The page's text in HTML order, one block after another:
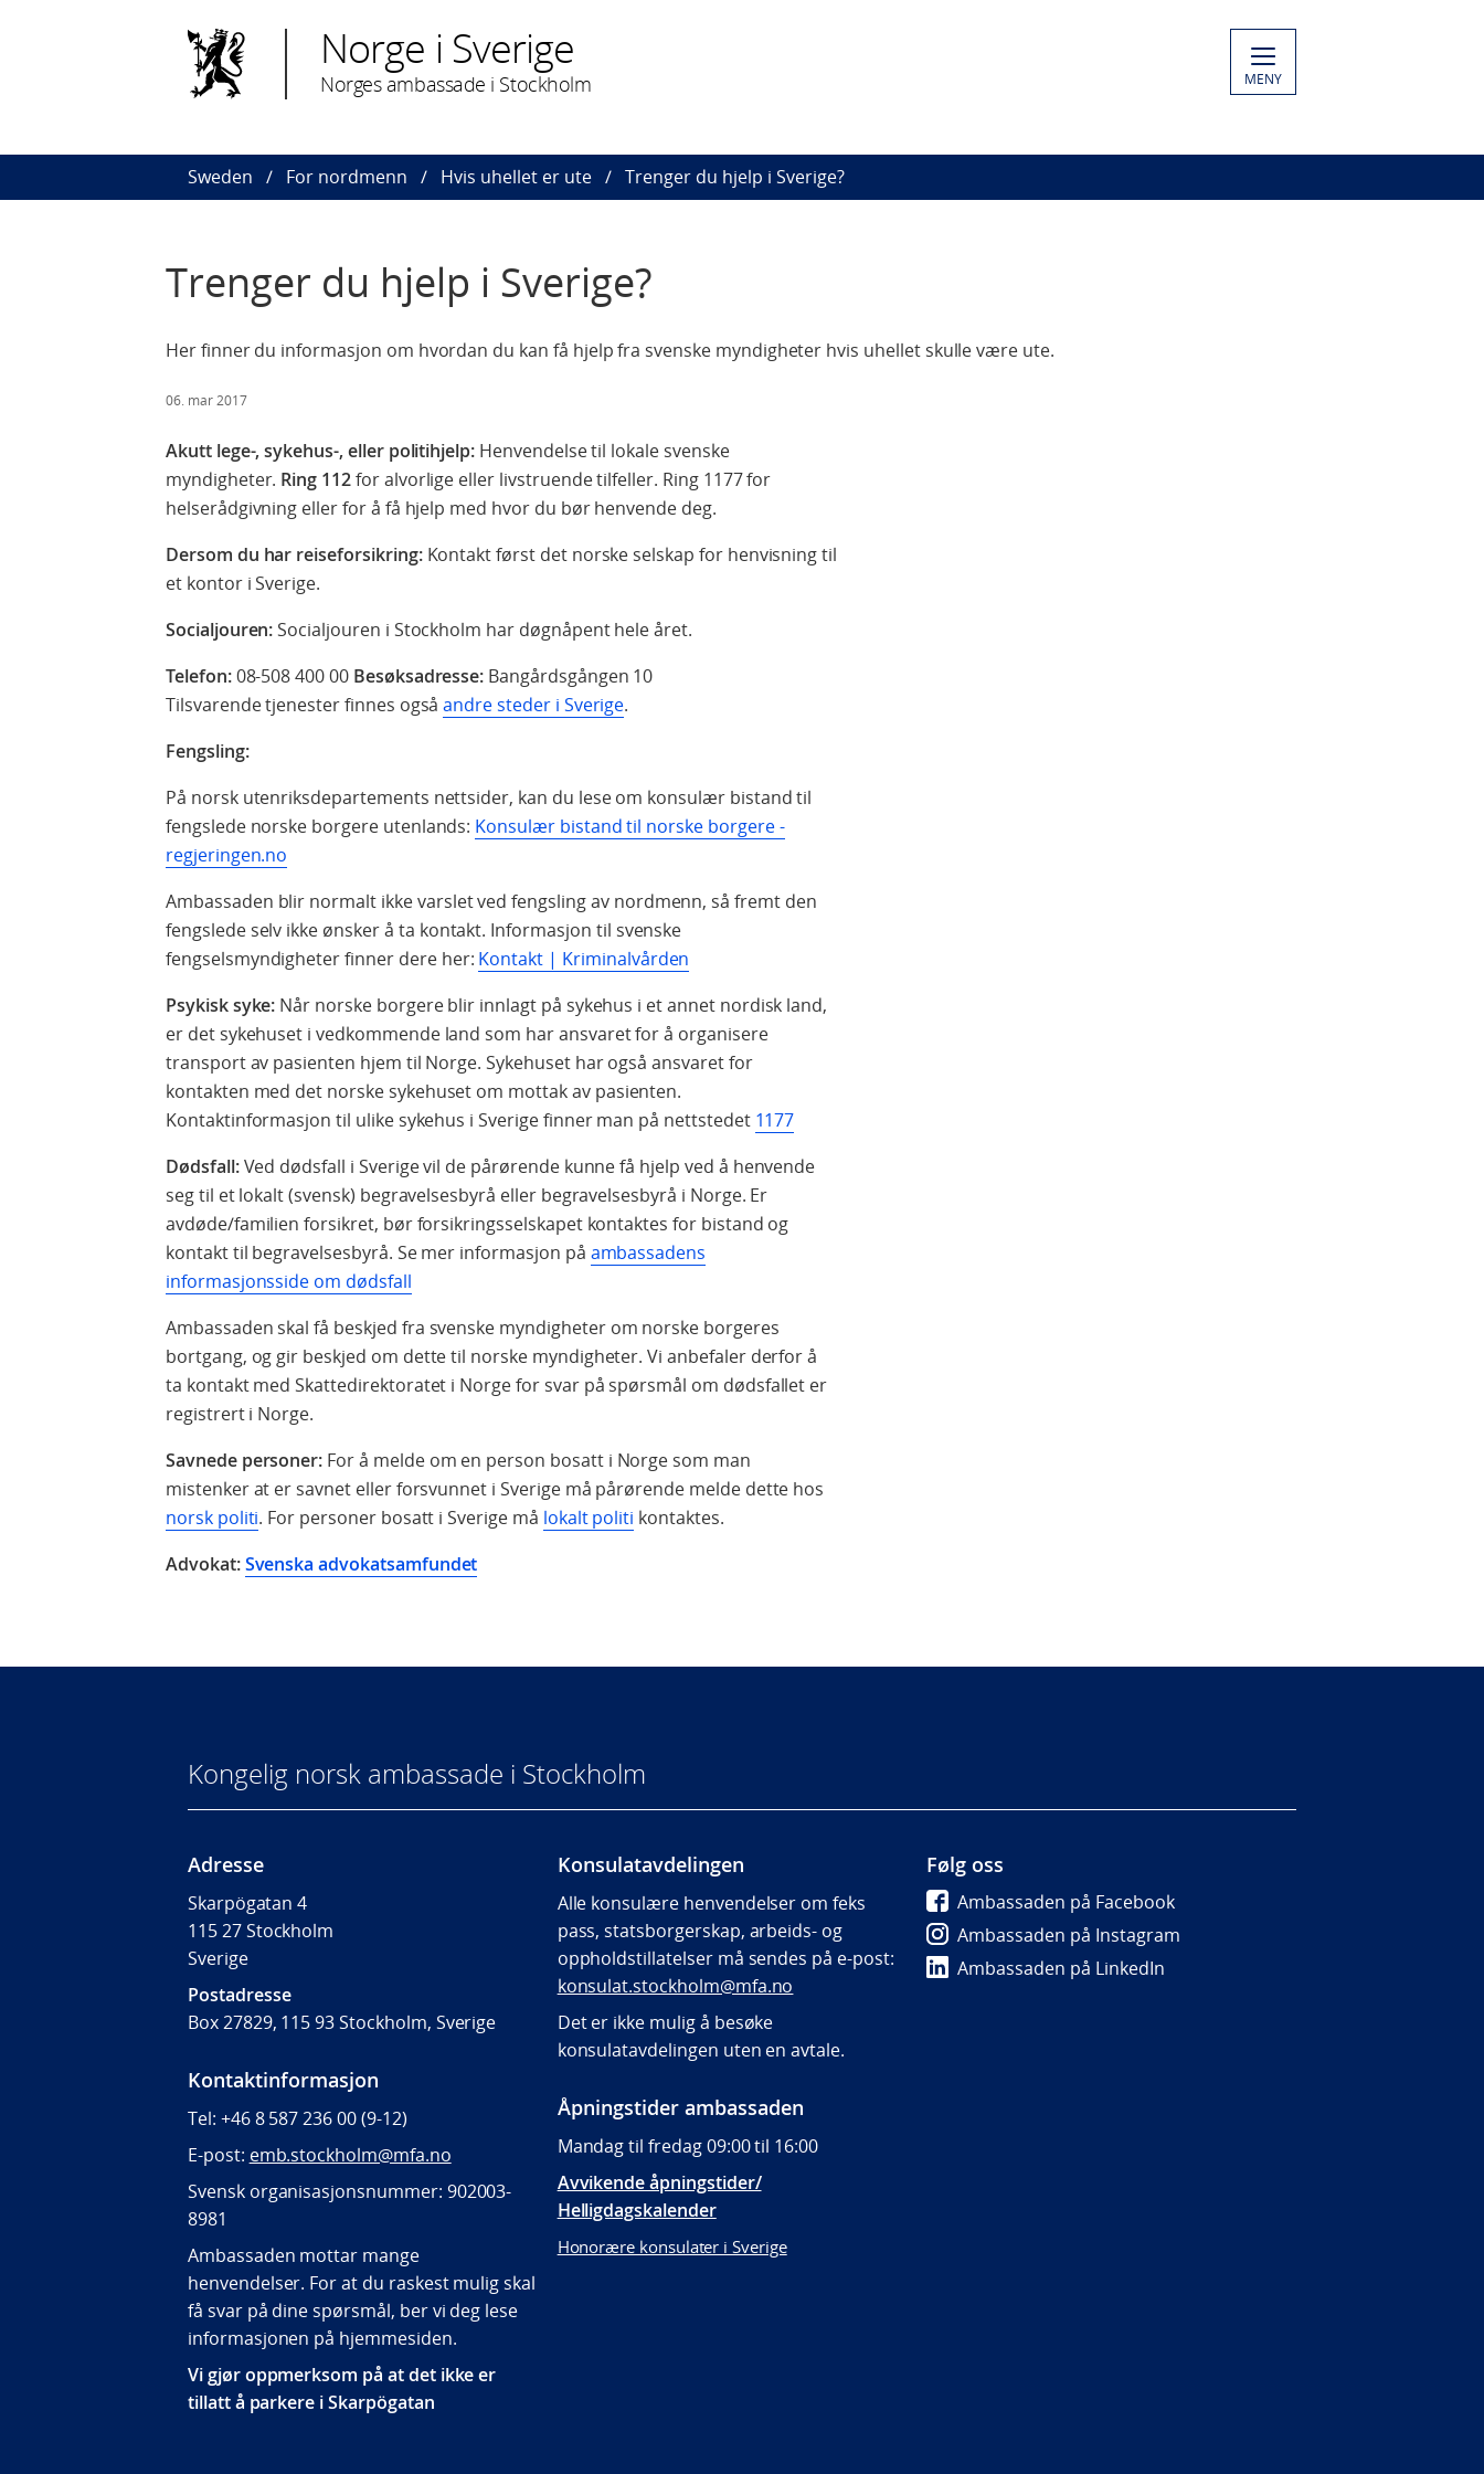
Norge i Sverige
Norges ambassade i Stockholm MENY
Sweden For nordmenn Hvis uhellet er ute Trenger du hjelp i Sverige?
Trenger du hjelp i Sverige?
Her finner du informasjon om hvordan du kan få hjelp fra svenske myndigheter hvis uhellet skulle være ute.
06. mar 2017
Akutt lege-, sykehus-, eller politihjelp: Henvendelse til lokale svenske
myndigheter. Ring 112for alvorlige eller livstruende tilfeller. Ring 1177 for
helserådgivning eller for å få hjelp med hvor du bør henvende deg.
Dersom du har reiseforsikring:Kontakt først det norske selskap for henvisning til
et kontor i Sverige.
Socialjouren: Socialjouren i Stockholm har døgnåpent hele året.
Telefon:08-508 400 00 Besøksadresse: Bangårdsgången 10
Tilsvarende tjenester finnes ogsåandre steder i Sverige.
Fengsling:
På norsk utenriksdepartements nettsider, kan du lese om konsulær bistand til
fengslede norske borgere utenlands: Konsulær bistand til norske borgere -
regjeringen.no
Ambassaden blir normalt ikke varslet ved fengsling av nordmenn, så fremt den
fengslede selv ikke ønsker å ta kontakt. Informasjon til svenske
fengselsmyndigheter finner dere her: Kontakt | Kriminalvården
Psykisk syke: Når norske borgere blir innlagt på sykehus i et annet nordisk land,
er det sykehuset i vedkommende land som har ansvaret for å organisere
transport av pasienten hjem til Norge. Sykehuset har også ansvaret for
kontakten med det norske sykehuset om mottak av pasienten.
Kontaktinformasjon til ulike sykehus i Sverige finner man på nettstedet 1177
Dødsfall:Ved dødsfall i Sverige vil de pårørende kunne få hjelp ved å henvende
seg til et lokalt (svensk) begravelsesbyrå eller begravelsesbyrå i Norge. Er
avdøde/familien forsikret, bør forsikringsselskapet kontaktes for bistand og
kontakt til begravelsesbyrå. Se mer informasjon på ambassadens
informasjonsside om dødsfall
Ambassaden skal få beskjed fra svenske myndigheter om norske borgeres
bortgang, og gir beskjed om dette til norske myndigheter. Vi anbefaler derfor å
ta kontakt med Skattedirektoratet i Norge for svar på spørsmål om dødsfallet er
registrert i Norge.
Savnede personer: For å melde om en person bosatt i Norge som man
mistenker at er savnet eller forsvunnet i Sverige må pårørende melde dette hos
norsk politi. For personer bosatt i Sverige må lokalt politi kontaktes.
Advokat:Svenska advokatsamfundet
Kongelig norsk ambassade i Stockholm
Adresse
Skarpögatan4
115 27 Stockholm
Sverige
Postadresse
Box 27829, 115 93 Stockholm, Sverige
Kontaktinformasjon
Tel: +46 8 587 236 00 (9-12)
E-post: emb.stockholm@mfa.no
Svensk organisasjonsnummer: 902003-
8981
Ambassaden mottar mange
henvendelser. For at du raskest mulig skal
få svar på dine spørsmål, ber vi deg lese
informasjonen på hjemmesiden.
Vi gjør oppmerksom på at det ikke er
tillatt å parkere i Skarpögatan
Konsulatavdelingen
Alle konsulære henvendelser om feks
pass, statsborgerskap, arbeids- og
oppholdstillatelser må sendes på e-post:
konsulat.stockholm@mfa.no
Det er ikke mulig å besøke
konsulatavdelingen uten en avtale.
Åpningstider ambassaden
Mandag til fredag 09:00 til 16:00
Avvikende åpningstider/
Helligdagskalender
Honorære konsulater i Sverige
Følg oss
Ambassaden på Facebook
Ambassaden på Instagram
Ambassaden på LinkedIn